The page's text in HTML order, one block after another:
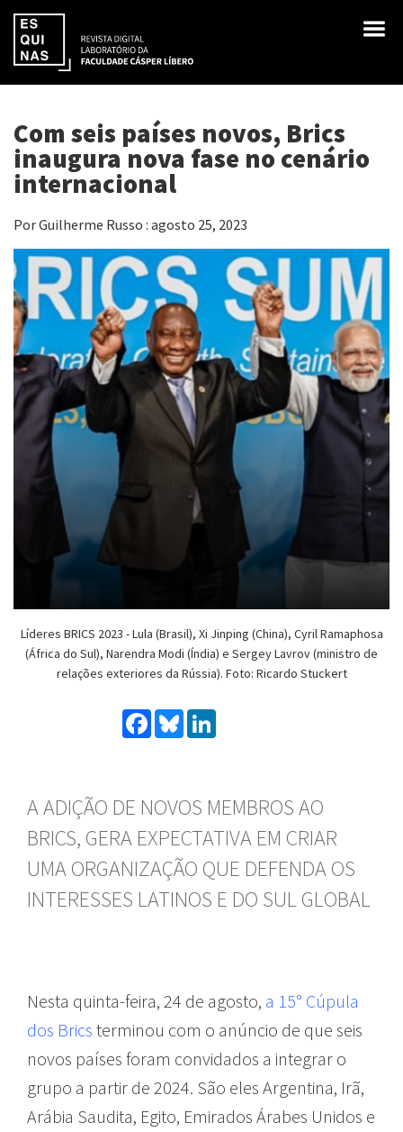
Com seis países novos, Brics
inaugura nova fase no cenário
internacional
Por Guilherme Russo : agosto 25, 2023
Líderes BRICS 2023 - Lula (Brasil), Xi Jinping (China), Cyril Ramaphosa
(África do Sul), Narendra Modi (Índia) e Sergey Lavrov (ministro de
relações exteriores da Rússia). Foto: Ricardo Stuckert
Facebook
Bluesky
A ADIÇÃO DE NOVOS MEMBROS AO
BRICS, GERA EXPECTATIVA EM CRIAR
UMA ORGANIZAÇÃO QUE DEFENDA OS
INTERESSES LATINOS E DO SUL GLOBAL
Nesta quinta-feira, 24 de agosto, a 15° Cúpula
dos Brics terminou com o anúncio de que seis
novos países foram convidados a integrar o
grupo a partir de 2024. São eles Argentina, Irã,
Arábia Saudita, Egito, Emirados Árabes Unidos e